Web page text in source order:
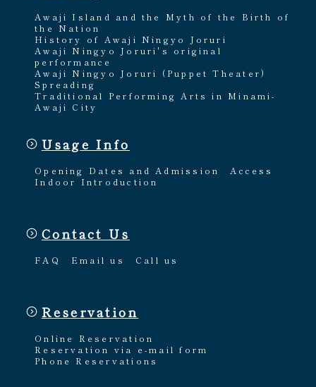
Awaji Island and the Myth of the Birth of
the Nation
History of Awaji Ningyo Joruri
Awaji Ningyo Joruri's original
performance
Awaji Ningyo Joruri (Puppet Theater)
Spreading
Traditional Performing Arts in Minami-
Awaji City
Usage Info
Opening Dates and Admission
Access
Indoor Introduction
Contact Us
FAQ Email us Call us
Reservation
Online Reservation
Reservation via e-mail form
Phone Reservations